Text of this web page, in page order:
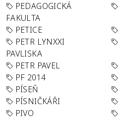
PEDAGOGICKÁ
FAKULTA
PETICE
PETR LYNXXI
PAVLISKA
PETR PAVEL
PF 2014
PÍSEŇ
PÍSNIČKÁŘI
PIVO